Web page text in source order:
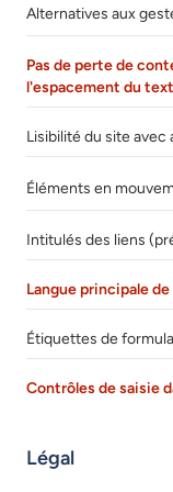
Alternatives aux
Pas de perte de
l'espacement du
Lisibilité du site avec
Éléments en
Intitulés des liens
Langue principale
Étiquettes de
Contrôles de saisie
Légal